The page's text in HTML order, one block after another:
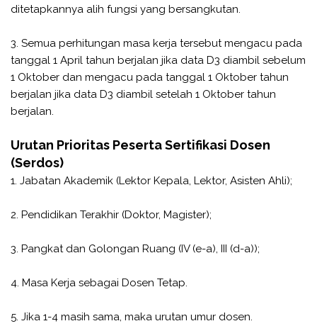
ditetapkannya alih fungsi yang bersangkutan.
3. Semua perhitungan masa kerja tersebut mengacu pada
tanggal 1 April tahun berjalan jika data D3 diambil sebelum
1 Oktober dan mengacu pada tanggal 1 Oktober tahun
berjalan jika data D3 diambil setelah 1 Oktober tahun
berjalan.
Urutan Prioritas Peserta Sertifikasi Dosen
(Serdos)
1. Jabatan Akademik (Lektor Kepala, Lektor, Asisten Ahli);
2. Pendidikan Terakhir (Doktor, Magister);
3. Pangkat dan Golongan Ruang (IV (e-a), III (d-a));
4. Masa Kerja sebagai Dosen Tetap.
5. Jika 1-4 masih sama, maka urutan umur dosen.